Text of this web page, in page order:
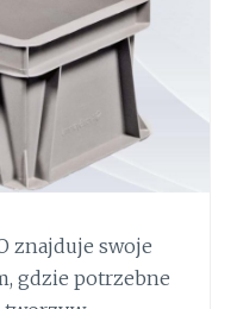
znajduje swoje
gdzie potrzebne